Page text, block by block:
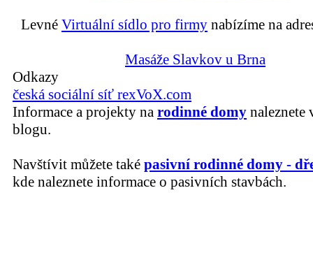
Levné Virtuální sídlo pro firmy nabízíme na
Masáže Slavkov u Brna
Odkazy
česká sociální síť rexVoX.com
Informace a projekty na rodinné domy naleznete
blogu.
Navštívit můžete také pasivní rodinné domy -
kde naleznete informace o pasivních stavbách.